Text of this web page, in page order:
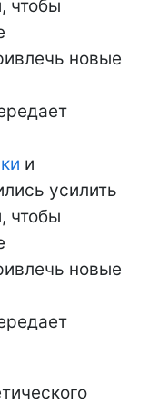
чтобы
новые
и
усилить
чтобы
новые